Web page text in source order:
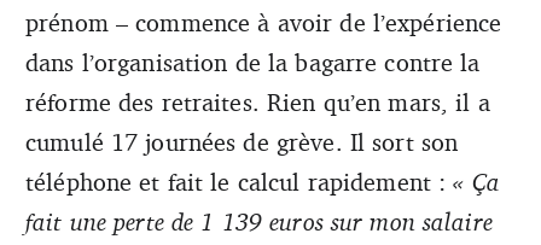
prénom – commence à avoir de l’expérience
dans l’organisation de la bagarre contre la
réforme des retraites. Rien qu’en mars, il a
cumulé 17 journées de grève. Il sort son
téléphone et fait le calcul rapidement :« Ça
fait une perte de 1 139 euros sur mon salaire